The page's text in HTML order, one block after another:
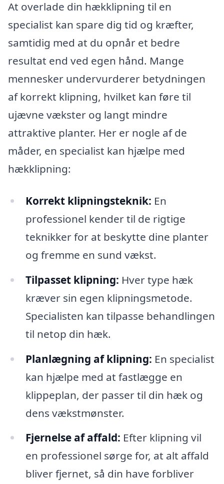
At overlade din hækklipning til en
specialist kan spare dig tid og kræfter,
samtidig med at du opnår et bedre
resultat end ved egen hånd. Mange
mennesker undervurderer betydningen
af korrekt klipning, hvilket kan føre til
ujævne vækster og langt mindre
attraktive planter. Her er nogle af de
måder, en specialist kan hjælpe med
hækklipning:
Korrekt klipningsteknik: En
professionel kender til de rigtige
teknikker for at beskytte dine planter
og fremme en sund vækst.
Tilpasset klipning: Hver type hæk
kræver sin egen klipningsmetode.
Specialisten kan tilpasse behandlingen
til netop din hæk.
Planlægning af klipning: En specialist
kan hjælpe med at fastlægge en
klippeplan, der passer til din hæk og
dens vækstmønster.
Fjernelse af affald: Efter klipning vil
en professionel sørge for, at alt affald
bliver fjernet, så din have forbliver